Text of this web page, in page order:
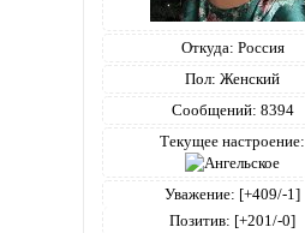
Откуда: Россия
Пол: Женский
Сообщений: 8394
Текущее настроение:
Уважение: [+409/-1]
Позитив: [+201/-0]